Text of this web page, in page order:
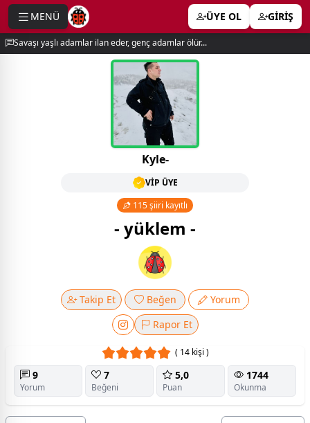
MENÜ ÜYE OL GİRİŞ
Savaşı yaşlı adamlar ilan eder, genç adamlar ölür...
Kyle-
VİP ÜYE
115 şiiri kayıtlı
- yüklem -
Takip Et Beğen
Yorum
Rapor Et
( 14 kişi )
9
Yorum
7
Beğeni
5,0
Puan
1744
Okunma
menu